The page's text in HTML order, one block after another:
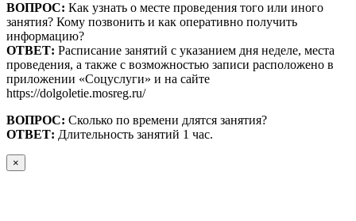
ВОПРОС: Как узнать о месте проведения того или иного
занятия? Кому позвонить и как оперативно получить
информацию?
ОТВЕТ: Расписание занятий с указанием дня неделе, места
проведения, а также с возможностью записи расположено в
приложении «Соцуслуги» и на сайте
https://dolgoletie.mosreg.ru/
ВОПРОС: Сколько по времени длятся занятия?
ОТВЕТ: Длительность занятий 1 час.
×